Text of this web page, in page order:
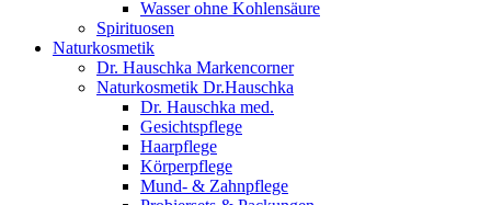
Wasser ohne Kohlensäure
Spirituosen
Naturkosmetik
Dr. Hauschka Markencorner
Naturkosmetik Dr.Hauschka
Dr. Hauschka med.
Gesichtspflege
Haarpflege
Körperpflege
Mund- & Zahnpflege